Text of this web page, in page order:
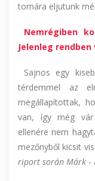
tornára eljutunk
Nemrégiben
Jelenleg
Sajnos egy
térdemmel az
megállapítottak,
van, így még
ellenére nem
mezőnyből kicsit
riport során Márk -